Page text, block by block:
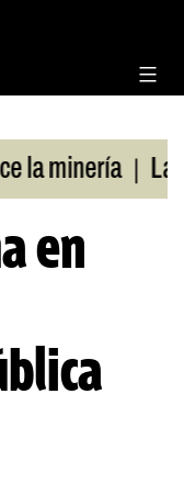
minería | La
en